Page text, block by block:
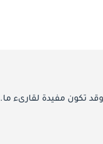
تكون مفيدة لقارىء ما.